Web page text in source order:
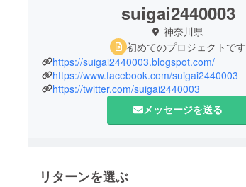
suigai2440003
神奈川県
初めてのプロジェクトです
https://suigai2440003.blogspot.com/
https://www.facebook.com/suigai2440003
https://twitter.com/suigai2440003
メッセージを送る
リターンを選ぶ